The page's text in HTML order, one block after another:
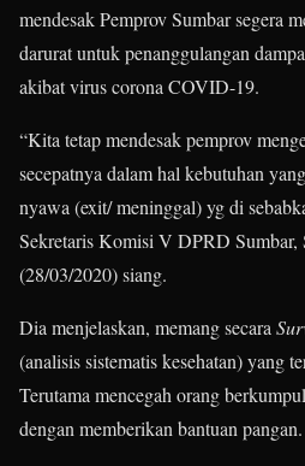
mendesak Pemprov Sumbar segera
darurat untuk penanggulangan
akibat virus corona COVID-19.
“Kita tetap mendesak pemprov
secepatnya dalam hal kebutuhan
nyawa (exit/ meninggal) yg di
Sekretaris Komisi V DPRD Sumbar,
(28/03/2020) siang.
Dia menjelaskan, memang secara
(analisis sistematis kesehatan) yang
Terutama mencegah orang
dengan memberikan bantuan pangan.